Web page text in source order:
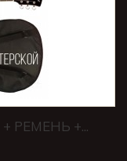
+ РЕМЕНЬ +...